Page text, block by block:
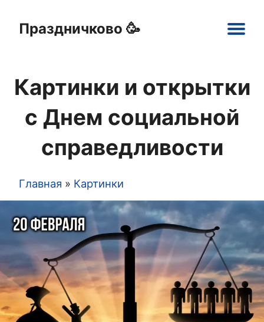
Праздничково 🥳
navigation
Открытки
Картинки
Шаблоны
Праздники
Картинки и открытки
с Днем социальной
справедливости
Строка
навигации
Главная Картинки